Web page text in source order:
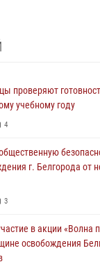
проверяют
учебному году
4
г. Белгорода от
3
в акции «Волна
освобождения